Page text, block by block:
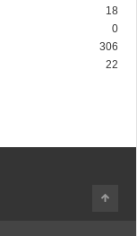
18
0
306
22